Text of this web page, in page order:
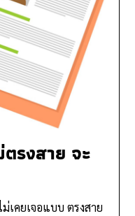
รงสาย จะ
เคยเจอแบบ ตรงสาย